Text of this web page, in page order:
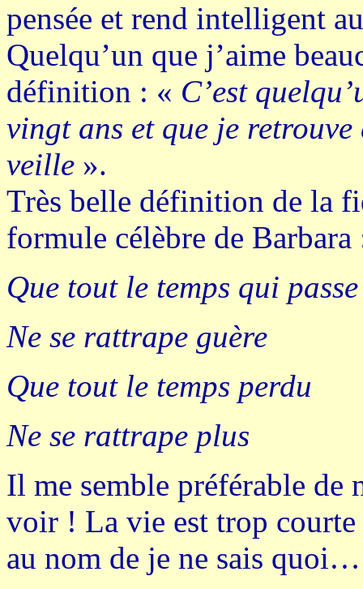
pensée et rend intelligent
Quelqu’un que j’aime
définition : « C’est
vingt ans et que je
veille ».
Très belle définition de la
formule célèbre de Barbara
Que tout le temps qui passe
Ne se rattrape guère
Que tout le temps perdu
Ne se rattrape plus
Il me semble préférable de
voir ! La vie est trop courte
au nom de je ne sais quoi…